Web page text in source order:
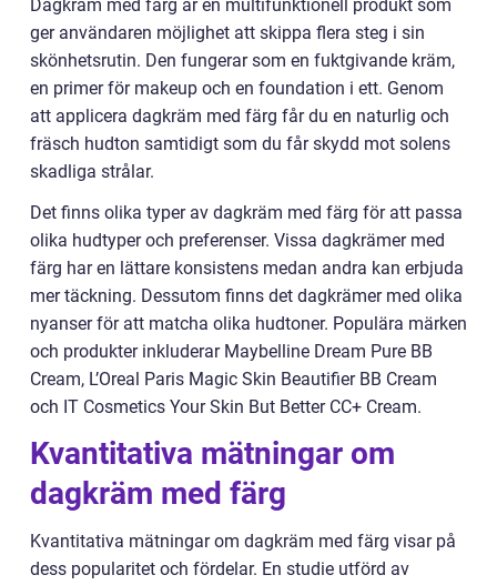
Dagkräm med färg är en multifunktionell produkt som
ger användaren möjlighet att skippa flera steg i sin
skönhetsrutin. Den fungerar som en fuktgivande kräm,
en primer för makeup och en foundation i ett. Genom
att applicera dagkräm med färg får du en naturlig och
fräsch hudton samtidigt som du får skydd mot solens
skadliga strålar.
Det finns olika typer av dagkräm med färg för att passa
olika hudtyper och preferenser. Vissa dagkrämer med
färg har en lättare konsistens medan andra kan erbjuda
mer täckning. Dessutom finns det dagkrämer med olika
nyanser för att matcha olika hudtoner. Populära märken
och produkter inkluderar Maybelline Dream Pure BB
Cream, L’Oreal Paris Magic Skin Beautifier BB Cream
och IT Cosmetics Your Skin But Better CC+ Cream.
Kvantitativa mätningar om
dagkräm med färg
Kvantitativa mätningar om dagkräm med färg visar på
dess popularitet och fördelar. En studie utförd av